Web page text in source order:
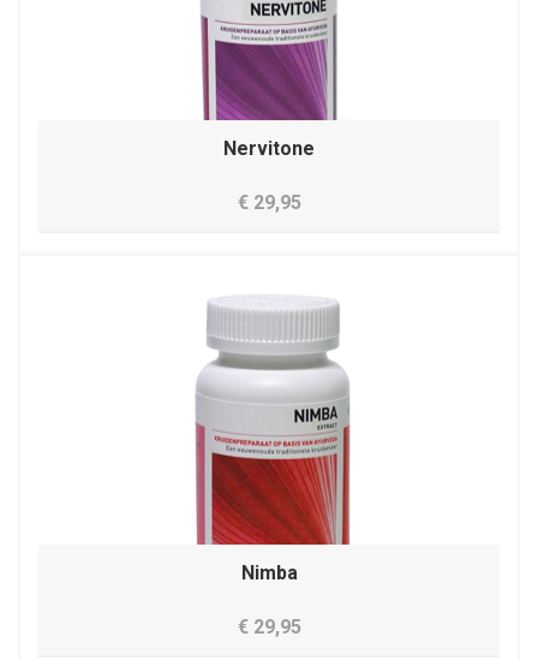
Nervitone
€ 29,95
Nimba
€ 29,95